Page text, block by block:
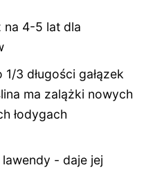
na 4-5 lat dla
3 długości gałązek
ma zalążki nowych
łodygach
- daje jej